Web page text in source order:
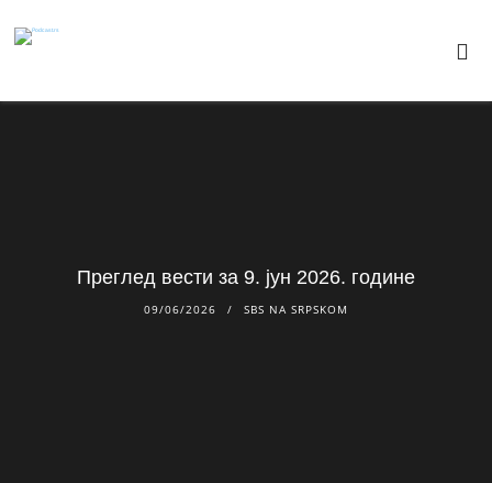
Преглед вести за 9. јун 2026. године
09/06/2026 SBS NA SRPSKOM